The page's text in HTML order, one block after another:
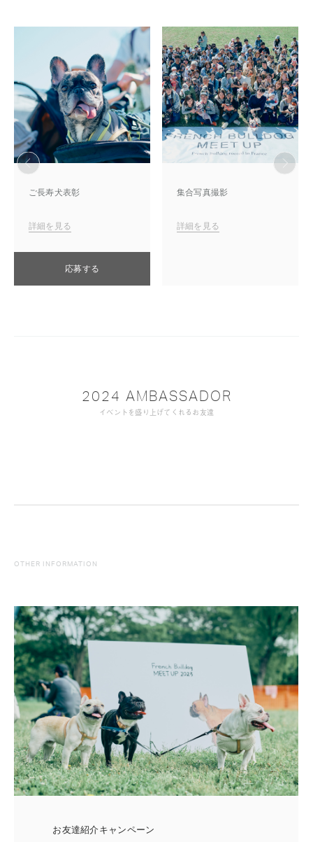
ご長寿犬表彰
詳細を見る
応募する
集合写真撮影
詳細を見る
2024 AMBASSADOR
イベントを盛り上げてくれるお友達
OTHER INFORMATION
2025年春の企画犬種について
お友達紹介キャンペーン
アルバイト募集
出店者募集
出店者紹介
講師紹介